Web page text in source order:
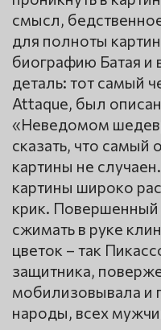
смысл,
для полноты
биографию Батая и
деталь: тот самый
Attaque, был
«Неведомом
сказать, что
картины не
картины широко
крик.
сжимать в руке
цветок – так
защитника,
мобилизовывала и
народы, всех